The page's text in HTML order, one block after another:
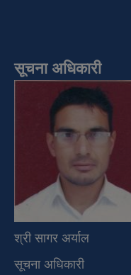
सूचना अधिकारी
श्री सागर अर्याल
सूचना अधिकारी